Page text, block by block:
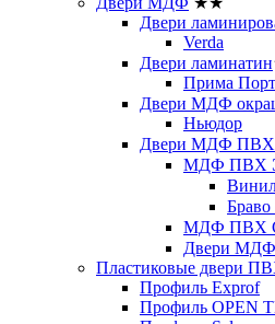
Двери
Verda
Двери ламинатин
Прима
Двери МДФ
Ньюдор
Двери МДФ ПВХ
МДФ ПВХ
МДФ ПВХ
Двери
Пластиковые двери
Профиль Exprof
Профиль OPEN